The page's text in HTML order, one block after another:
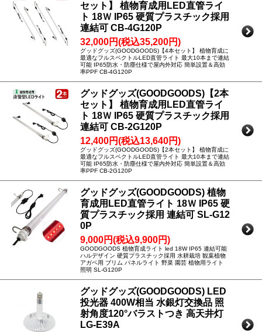
セット】 植物育成用LED直管ライ
ト 18Ｗ IP65 硬質プラスチック採用
連結可 CB-4G120P
32,000円(税込35,200円)
グッドグッズ(GOODGOODS)【4本セット】 植物育成に
最適なフルスペクトルLED直管ライト 最大10本まで連結
可能 IP65防水・防塵仕様で屋内外対応 簡単設置＆高効
率PPF CB-4G120P
グッドグッズ(GOODGOODS)【2本
セット】 植物育成用LED直管ライ
ト 18Ｗ IP65 硬質プラスチック採用
連結可 CB-2G120P
12,400円(税込13,640円)
グッドグッズ(GOODGOODS)【2本セット】 植物育成に
最適なフルスペクトルLED直管ライト 最大10本まで連結
可能 IP65防水・防塵仕様で屋内外対応 簡単設置＆高効
率PPF CB-2G120P
グッドグッズ(GOODGOODS) 植物
育成用LED直管ライト 18Ｗ IP65 硬
質プラスチック採用 連結可 SL-G12
0P
9,000円(税込9,900円)
GOODGOODS 植物育成ライト led 18W IP65 連結可能
ハルデザイン 硬質プラスチック採用 水耕栽培 観葉植物
アガベ用 ブリム パネルライト 野菜 園芸 植物用ライト
照明 SL-G120P
グッドグッズ(GOODGOODS) LED
投光器 400W相当 水銀灯交換品 照
射角度120°バラストつき 高天井灯
LG-E39A